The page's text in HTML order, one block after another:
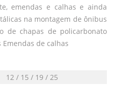
emendas e calhas e ainda
na montagem de ônibus
de chapas de policarbonato
Emendas de calhas
12 / 15 / 19 / 25